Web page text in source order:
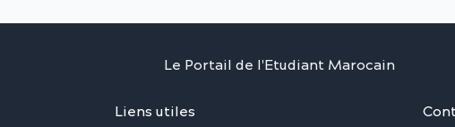
Le Portail de l'Etudiant Marocain
Liens utiles